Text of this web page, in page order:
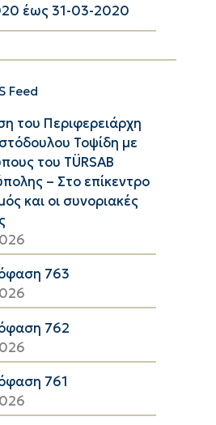
έως 31-03-2020
Feed
του Περιφερειάρχη
Τοψίδη με
του TÜRSAB
– Στο επίκεντρο
και οι συνοριακές
763
762
761